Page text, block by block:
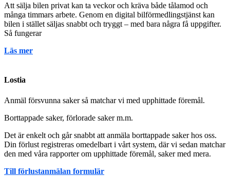
Att sälja bilen privat kan ta veckor och kräva både tålamod och
många timmars arbete. Genom en digital bilförmedlingstjänst kan
bilen i stället säljas snabbt och tryggt – med bara några få uppgifter.
Så fungerar
Läs mer
Lostia
Anmäl försvunna saker så matchar vi med upphittade föremål.
Borttappade saker, förlorade saker m.m.
Det är enkelt och går snabbt att anmäla borttappade saker hos oss.
Din förlust registreras omedelbart i vårt system, där vi sedan matchar
den med våra rapporter om upphittade föremål, saker med mera.
Till förlustanmälan formulär